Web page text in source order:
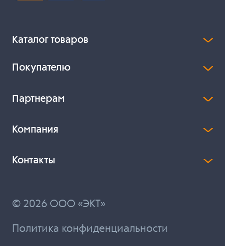
Каталог товаров
Покупателю
Партнерам
Компания
Контакты
© 2026 ООО «ЭКТ»
Политика конфиденциальности